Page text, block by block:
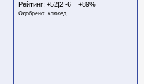
Рейтинг: +52|2|-6 = +89%
Одобрено: клюкед